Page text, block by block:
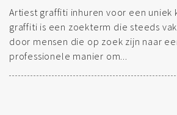
Artiest graffiti inhuren voor een uniek
graffiti is een zoekterm die steeds
door mensen die op zoek zijn naar
professionele manier om...